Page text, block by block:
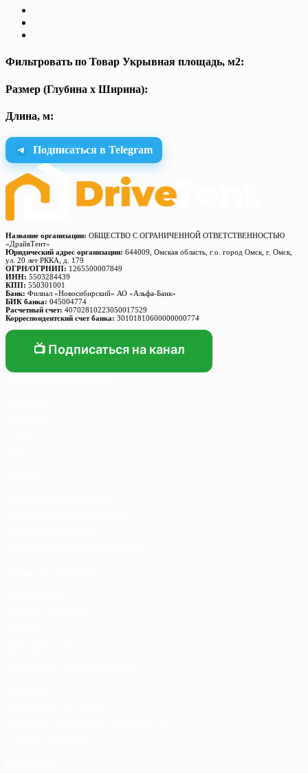
Фильтровать по Товар Укрывная площадь, м2:
Размер (Глубина х Ширина):
Длина, м:
Подписаться в Telegram
Название организации: ОБЩЕСТВО С ОГРАНИЧЕННОЙ ОТВЕТСТВЕННОСТЬЮ
«ДрайвТент»
Юридический адрес организации: 644009, Омская область, г.о. город Омск, г. Омск,
ул. 20 лет РККА, д. 179
ОГРН/ОГРНИП: 1265500007849
ИНН: 5503284439
КПП: 550301001
Банк: Филиал «Новосибирский» АО «Альфа-Банк»
БИК банка: 045004774
Расчетный счет: 40702810223050017529
Корреспондентский счет банка: 30101810600000000774
📺 Подписаться на канал